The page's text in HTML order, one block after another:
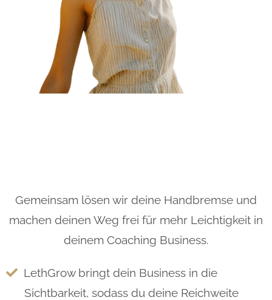
Gemeinsam lösen wir deine Handbremse und
machen deinen Weg frei für mehr Leichtigkeit in
deinem Coaching Business.
LethGrow bringt dein Business in die
Sichtbarkeit, sodass du deine Reichweite